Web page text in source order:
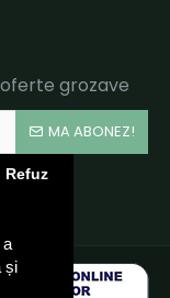
a
și
Refuz
grozave
MA ABONEZ!